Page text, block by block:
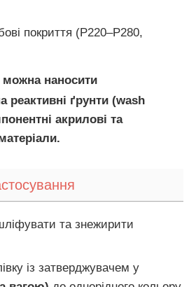
покриття (P220–P280,
наносити
реактивні ґрунти (wash
акрилові та
та знежирити
із затверджувачем у